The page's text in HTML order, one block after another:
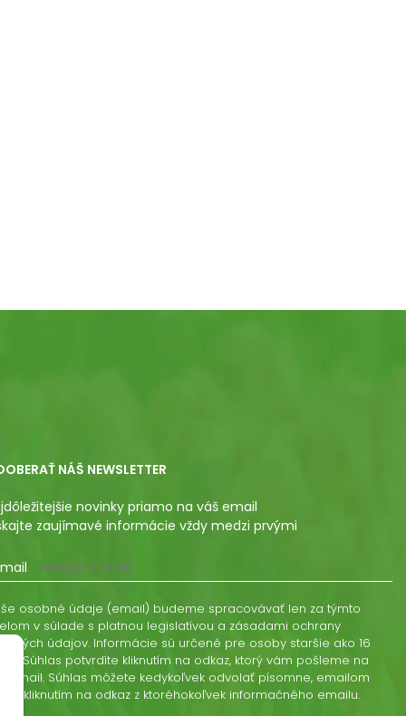
NÁŠ NEWSLETTER
novinky priamo na váš email
zaujímavé informácie vždy medzi prvými
osobné údaje (email) budeme spracovávať len za týmto
v súlade s platnou legislatívou a zásadami ochrany
údajov. Informácie sú určené pre osoby staršie ako 16
Súhlas potvrdíte kliknutím na odkaz, ktorý vám pošleme na
email. Súhlas môžete kedykoľvek odvolať písomne, emailom
kliknutím na odkaz z ktoréhokoľvek informačného emailu.